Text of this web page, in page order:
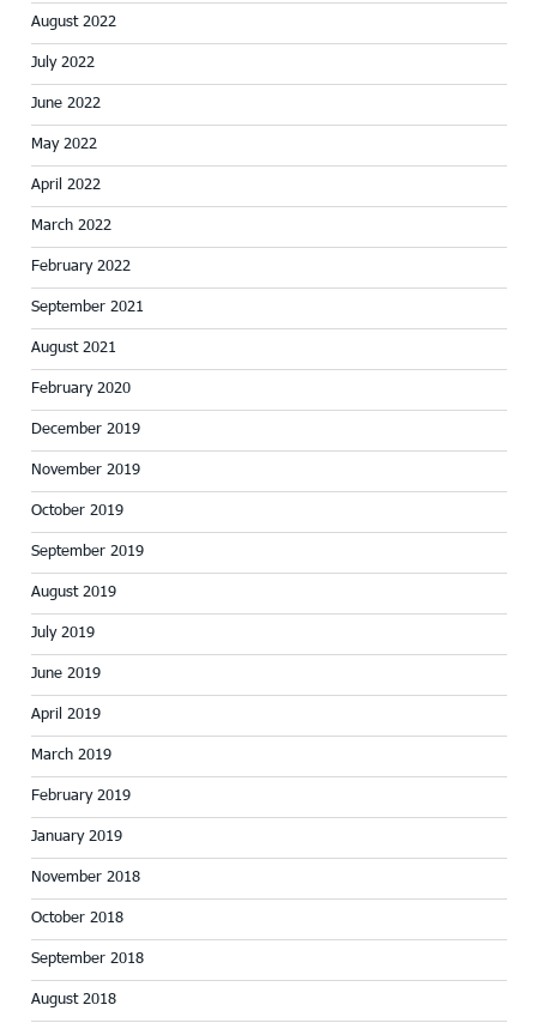
August 2022
July 2022
June 2022
May 2022
April 2022
March 2022
February 2022
September 2021
August 2021
February 2020
December 2019
November 2019
October 2019
September 2019
August 2019
July 2019
June 2019
April 2019
March 2019
February 2019
January 2019
November 2018
October 2018
September 2018
August 2018